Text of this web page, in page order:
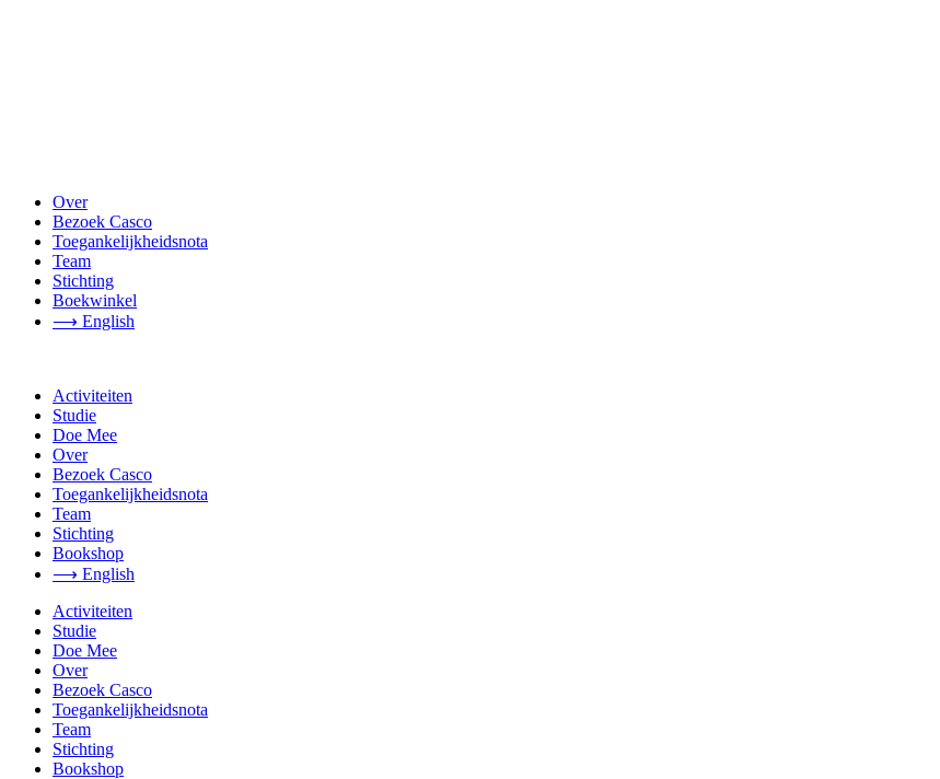
Over
Bezoek Casco
Toegankelijkheidsnota
Team
Stichting
Boekwinkel
⟶ English
Activiteiten
Studie
Doe Mee
Over
Bezoek Casco
Toegankelijkheidsnota
Team
Stichting
Bookshop
⟶ English
Activiteiten
Studie
Doe Mee
Over
Bezoek Casco
Toegankelijkheidsnota
Team
Stichting
Bookshop